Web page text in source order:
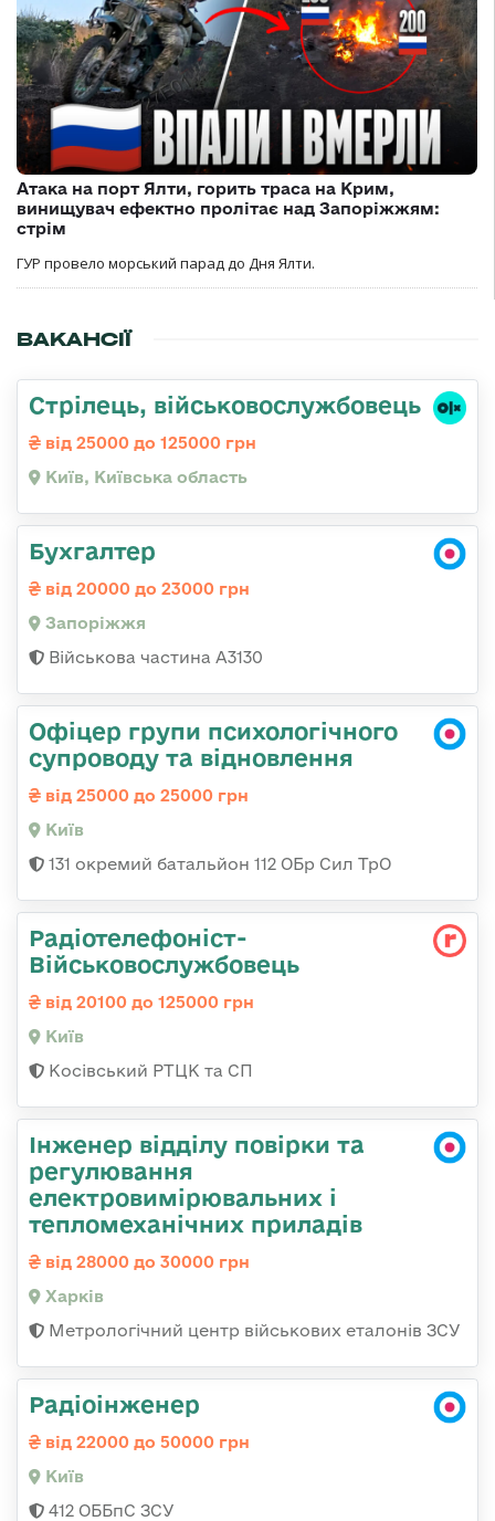
Атака на порт Ялти, горить траса на Крим,
винищувач ефектно пролітає над Запоріжжям:
стрім
ГУР провело морський парад до Дня Ялти.
ВАКАНСІЇ
Стpілець, військовослужбовець
від 25000 до 125000 грн
Київ, Київська область
Бухгалтер
від 20000 до 23000 грн
Запоріжжя
Військова частина А3130
Офіцер групи психологічного
супроводу та відновлення
від 25000 до 25000 грн
Київ
131 окремий батальйон 112 ОБр Сил ТрО
Радіотелефоніст-
Військовослужбовець
від 20100 до 125000 грн
Київ
Косівський РТЦК та СП
Інженер відділу повірки та
регулювання
електровимірювальних і
тепломеханічних приладів
від 28000 до 30000 грн
Харків
Метрологічний центр військових еталонів ЗСУ
Радіоінженер
від 22000 до 50000 грн
Київ
412 ОББпС ЗСУ